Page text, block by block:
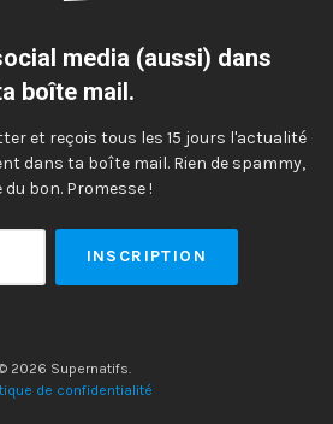
media (aussi) dans
boîte mail.
et reçois tous les 15 jours l'actualité
dans ta boîte mail. Rien de spammy,
du bon. Promesse !
2026 Supernatifs.
de confidentialité